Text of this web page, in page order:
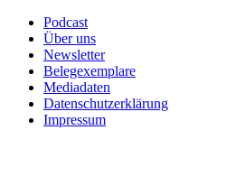
Podcast
Über uns
Newsletter
Belegexemplare
Mediadaten
Datenschutzerklärung
Impressum